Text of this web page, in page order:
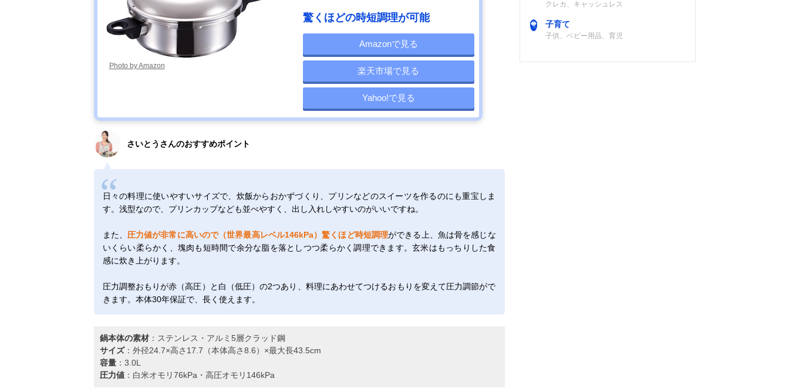
Photo by Amazon
驚くほどの時短調理が可能
Amazonで見る
楽天市場で見る
Yahoo!で見る
さいとうさんのおすすめポイント
日々の料理に使いやすいサイズで、炊飯からおかずづくり、プリンなどのスイーツを作るのにも重宝しま
す。浅型なので、プリンカップなども並べやすく、出し入れしやすいのがいいですね。
また、 圧力値が非常に高いので（世界最高レベル146kPa）驚くほど時短調理ができる上、魚は骨を感じな
いくらい柔らかく、塊肉も短時間で余分な脂を落としつつ柔らかく調理できます。玄米はもっちりした食
感に炊き上がります。
圧力調整おもりが赤（高圧）と白（低圧）の2つあり、料理にあわせてつけるおもりを変えて圧力調節がで
きます。本体30年保証で、長く使えます。
鍋本体の素材：ステンレス・アルミ5層クラッド鋼
サイズ：外径24.7×高さ17.7（本体高さ8.6）×最大長43.5cm
容量：3.0L
圧力値：白米オモリ76kPa・高圧オモリ146kPa
クレカ、キャッシュレス
子育て
子供、ベビー用品、育児